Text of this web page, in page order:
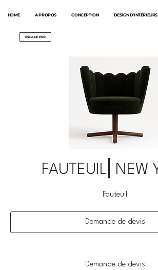
HOME À PROPOS CONCEPTION DESIGN D'INTÉRIEURS
ESPACE PRO
FAUTEUIL⎜NEW
Fauteuil
Demande de devis
Demande de devis